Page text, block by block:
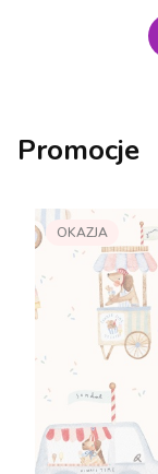
Promocje
OKAZJA